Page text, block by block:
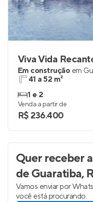
Viva Vida
Em construção em
41 a 52 m²
1 e 2
Venda a partir de
R$ 236.400
Quer receber
de Guaratiba,
Vamos enviar por
você está procurando.